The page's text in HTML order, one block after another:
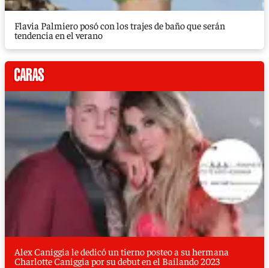
Flavia Palmiero posó con los trajes de baño que serán
tendencia en el verano
Alex Caniggia le dedicó un tierno posteo a su hermana
Charlotte Caniggia por su debut en el Bailando 2023